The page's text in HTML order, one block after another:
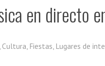
en directo
, Cultura, Fiestas, Lugares de